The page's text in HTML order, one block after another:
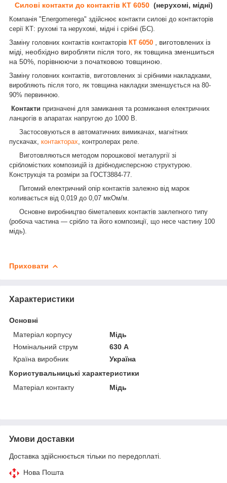
Силові контакти до контактів КТ 6050 (нерухомі, мідні)
Компанія "Energomerega" здійснює контакти силові до контакторів
серії КТ: рухомі та нерухомі, мідні і срібні (БС).
Заміну головних контактів контакторів КТ 6050
, виготовлених із
міді, необхідно виробляти після того, як товщина зменшиться
на 50%, порівнюючи з початковою товщиною.
Заміну головних контактів, виготовлених зі срібними накладками,
виробляють після того, як товщина накладки зменшується на 80-
90% первинною.
Контакти призначені для замикання та розмикання електричних
ланцюгів в апаратах напругою до 1000 В.
Застосовуються в автоматичних вимикачах, магнітних
пускачах, контакторах , контролерах реле.
Виготовляються методом порошкової металургії зі
срібломістких композицій із дрібнодисперсною структурою.
Конструкція та розміри за ГОСТ3884-77.
Питомий електричний опір контактів залежно від марок
коливається від 0,019 до 0,07 мкОм/м.
Основне виробництво біметалевих контактів заклепного типу
(робоча частина — срібло та його композиції, що несе частину 100
мідь).
Приховати
Характеристики
Основні
Матеріал корпусу
Мідь
Номінальний струм
630 А
Країна виробник
Україна
Користувальницькі характеристики
Матеріал контакту
Мідь
Умови доставки
Доставка здійснюється тільки по передоплаті.
Нова Пошта